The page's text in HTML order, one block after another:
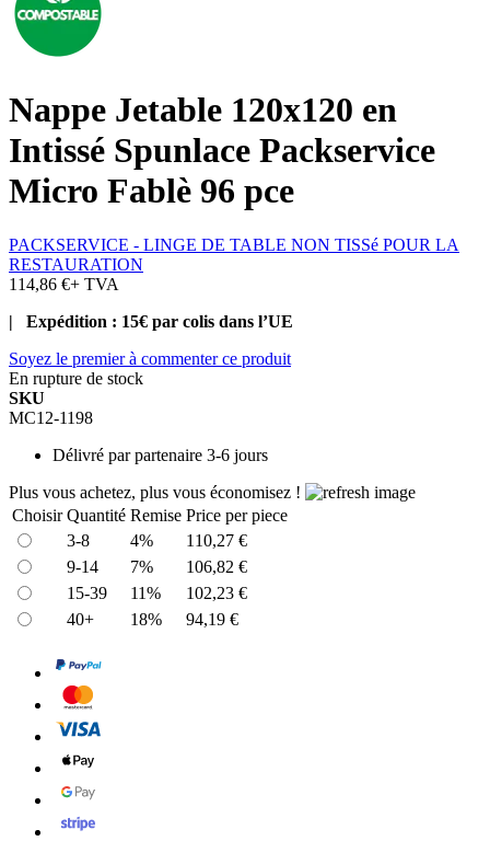
Nappe Jetable 120x120 en
Intissé Spunlace Packservice
Micro Fablè 96 pce
PACKSERVICE - LINGE DE TABLE NON TISSé POUR LA
RESTAURATION
114,86 €+ TVA
| Expédition : 15€ par colis dans l’UE
Soyez le premier à commenter ce produit
En rupture de stock
SKU
MC12-1198
Délivré par partenaire 3-6 jours
Plus vous achetez, plus vous économisez !
Choisir Quantité Remise Price per piece
3-8
4%
110,27 €
9-14
7%
106,82 €
15-39
11%
102,23 €
40+
18% 94,19 €